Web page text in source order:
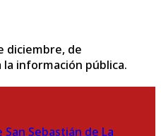
diciembre, de
la información pública.